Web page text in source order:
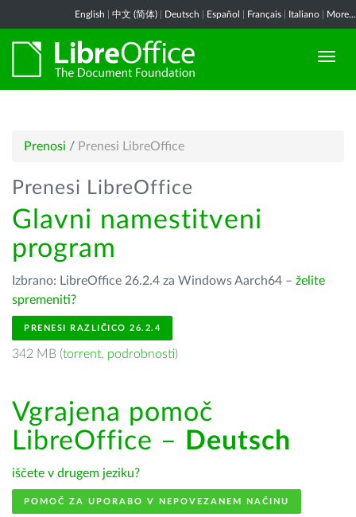
English 中文 (简体) Deutsch Español Français Italiano More...
Prenosi / Prenesi LibreOffice
Prenesi LibreOffice
Glavni namestitveni
program
Izbrano: LibreOffice 26.2.4 za Windows Aarch64 – želite
spremeniti?
PRENESI RAZLIČICO 26.2.4
342 MB (torrent, podrobnosti)
Vgrajena pomoč
LibreOffice –
Deutsch
iščete v drugem jeziku?
POMOČ ZA UPORABO V NEPOVEZANEM NAČINU